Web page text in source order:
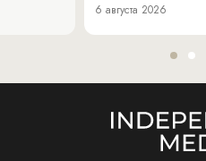
6 августа 2026